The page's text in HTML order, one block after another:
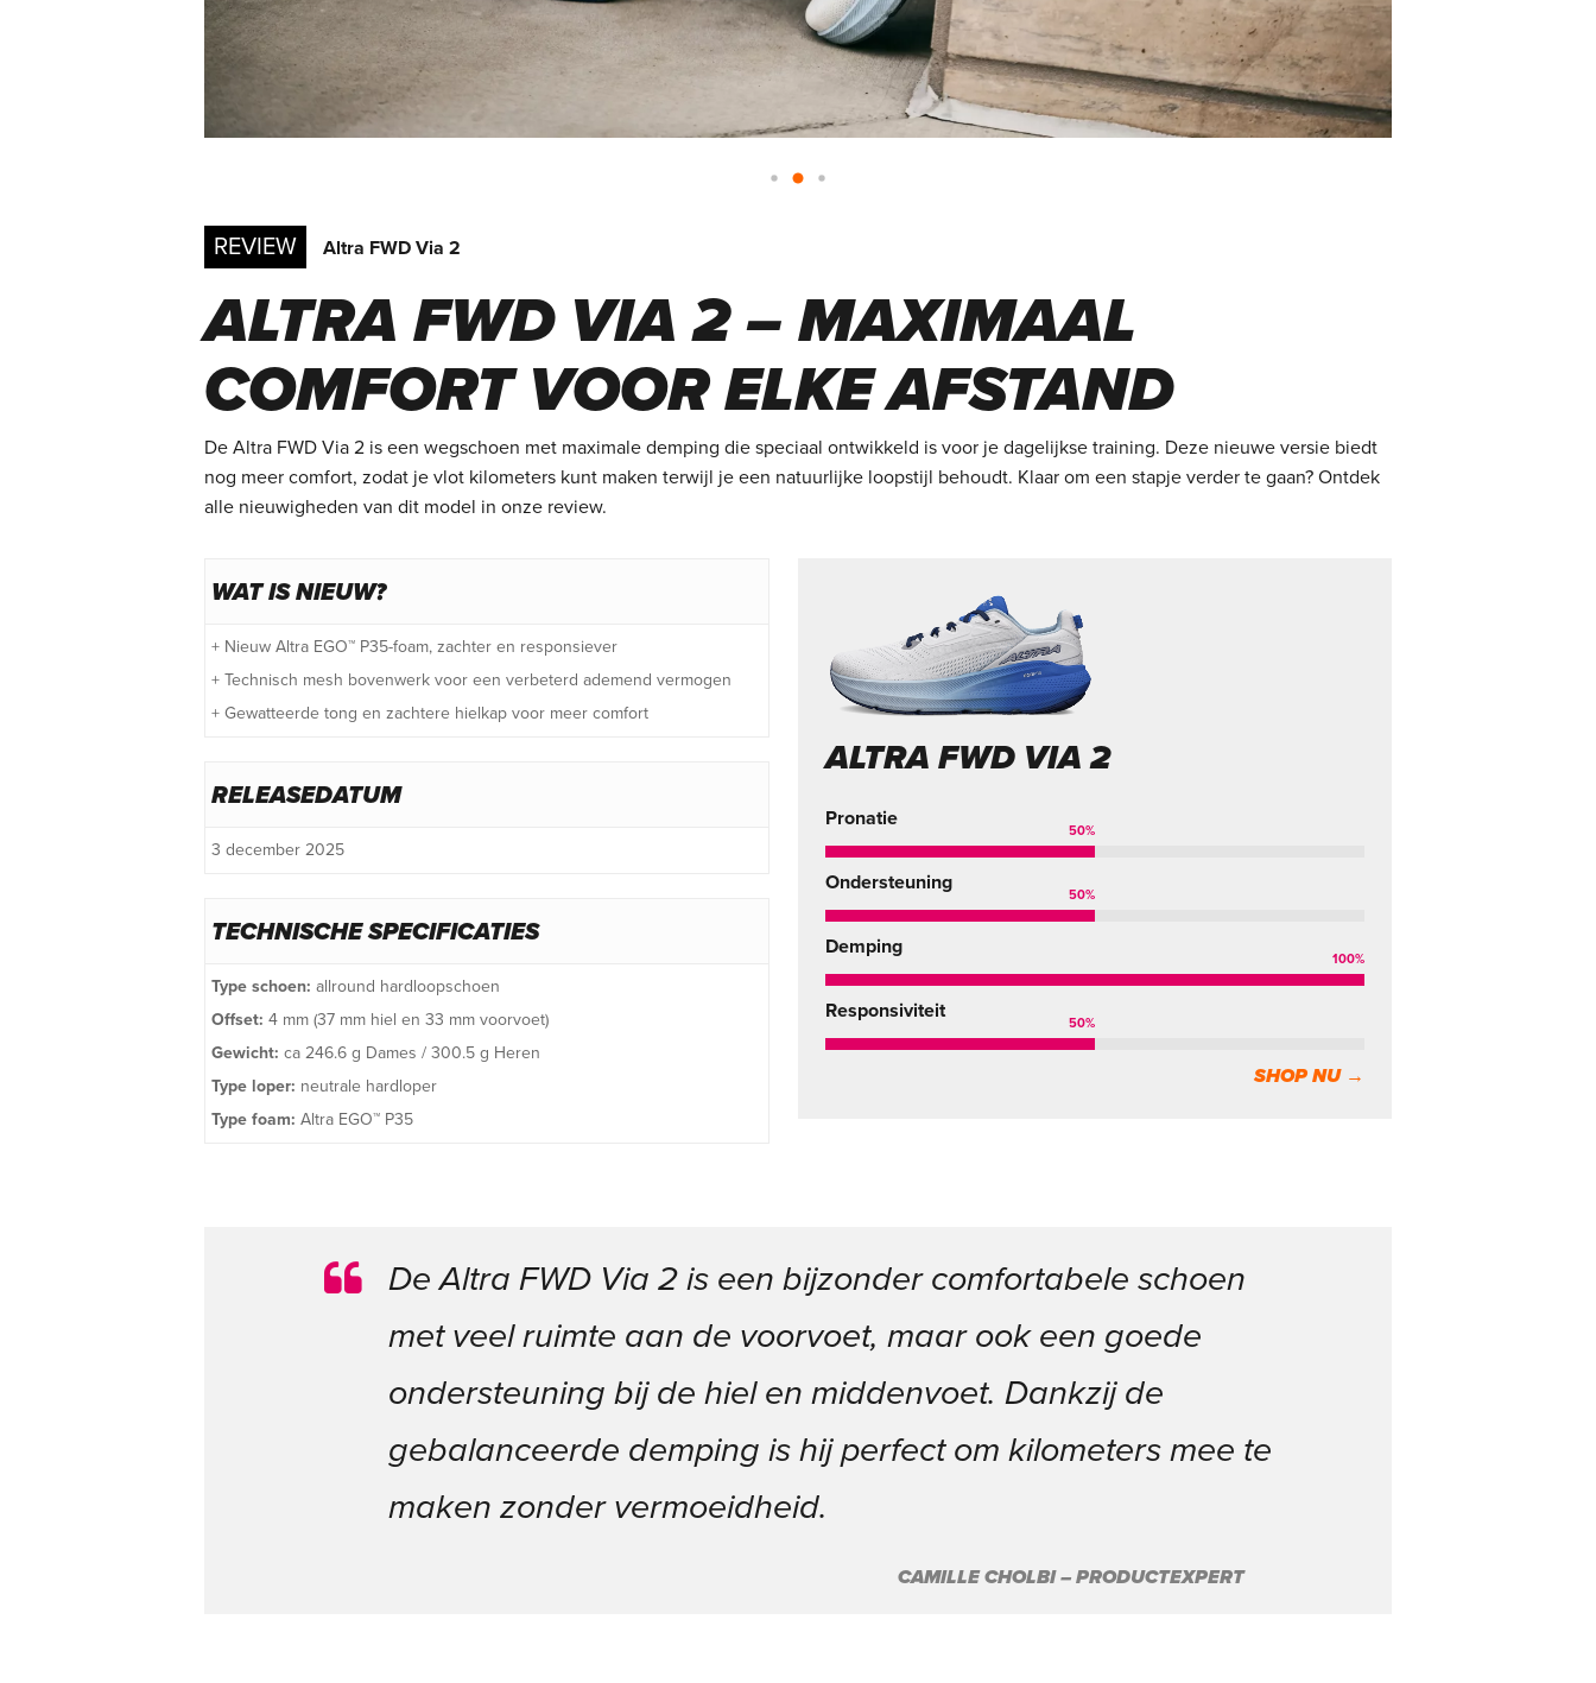
REVIEW Altra FWD Via 2
ALTRA FWD VIA 2 – MAXIMAAL
COMFORT VOOR ELKE AFSTAND
De Altra FWD Via 2 is een wegschoen met maximale demping die speciaal ontwikkeld is voor je dagelijkse training. Deze nieuwe versie biedt
nog meer comfort, zodat je vlot kilometers kunt maken terwijl je een natuurlijke loopstijl behoudt. Klaar om een stapje verder te gaan? Ontdek
alle nieuwigheden van dit model in onze review.
WAT IS NIEUW?
+ Nieuw Altra EGO™ P35-foam, zachter en responsiever
+ Technisch mesh bovenwerk voor een verbeterd ademend vermogen
+ Gewatteerde tong en zachtere hielkap voor meer comfort
RELEASEDATUM
3 december 2025
TECHNISCHE SPECIFICATIES
Type schoen: allround hardloopschoen
Offset: 4 mm (37 mm hiel en 33 mm voorvoet)
Gewicht: ca 246.6 g Dames / 300.5 g Heren
Type loper: neutrale hardloper
Type foam: Altra EGO™ P35
ALTRA FWD VIA 2
Pronatie
50%
Ondersteuning
50%
Demping
100%
Responsiviteit
50%
SHOP NU →
De Altra FWD Via 2 is een bijzonder comfortabele schoen
met veel ruimte aan de voorvoet, maar ook een goede
ondersteuning bij de hiel en middenvoet. Dankzij de
gebalanceerde demping is hij perfect om kilometers mee te
maken zonder vermoeidheid.
CAMILLE CHOLBI – PRODUCTEXPERT